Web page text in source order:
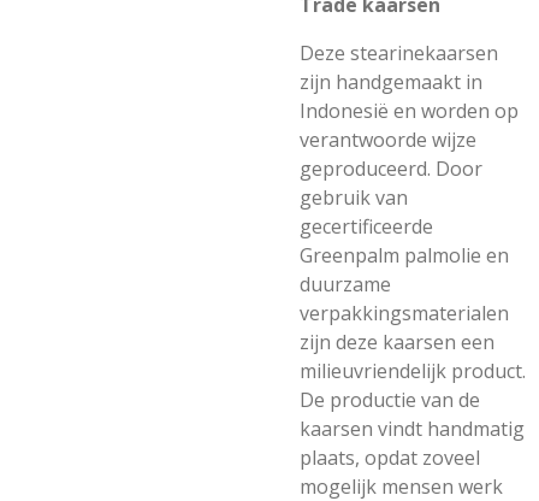
Deze stearinekaarsen
zijn handgemaakt in
Indonesië en worden op
verantwoorde wijze
geproduceerd. Door
gebruik van
gecertificeerde
Greenpalm palmolie en
duurzame
verpakkingsmaterialen
zijn deze kaarsen een
milieuvriendelijk product.
De productie van de
kaarsen vindt handmatig
plaats, opdat zoveel
mogelijk mensen werk